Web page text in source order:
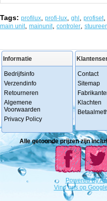
Tags: profilux profi-lux ghl profiset
main unit mainunit controler
Informatie
Bedrijfsinfo
Verzendinfo
Retourneren
Algemene
Voorwaarden
Privacy Policy
Contact
Sitemap
Klachten
Alle getoonde prijzen zijn
PoweredBy
Vind ons op